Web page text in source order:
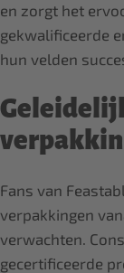
en zorgt het
gekwalificeerde
hun velden
Fans van
verpakkingen
verwachten.
gecertificeerde